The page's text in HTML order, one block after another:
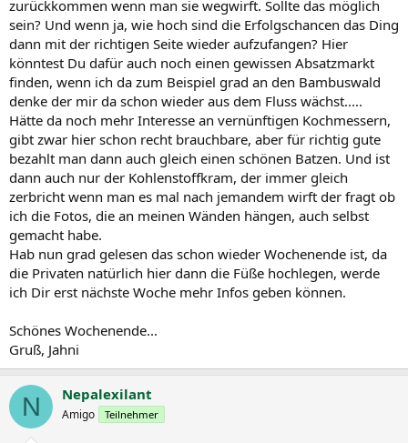
zurückkommen wenn man sie wegwirft. Sollte das möglich
sein? Und wenn ja, wie hoch sind die Erfolgschancen das Ding
dann mit der richtigen Seite wieder aufzufangen? Hier
könntest Du dafür auch noch einen gewissen Absatzmarkt
finden, wenn ich da zum Beispiel grad an den Bambuswald
denke der mir da schon wieder aus dem Fluss wächst.....
Hätte da noch mehr Interesse an vernünftigen Kochmessern,
gibt zwar hier schon recht brauchbare, aber für richtig gute
bezahlt man dann auch gleich einen schönen Batzen. Und ist
dann auch nur der Kohlenstoffkram, der immer gleich
zerbricht wenn man es mal nach jemandem wirft der fragt ob
ich die Fotos, die an meinen Wänden hängen, auch selbst
gemacht habe.
Hab nun grad gelesen das schon wieder Wochenende ist, da
die Privaten natürlich hier dann die Füße hochlegen, werde
ich Dir erst nächste Woche mehr Infos geben können.
Schönes Wochenende...
Gruß, Jahni
N Nepalexilant
Amigo Teilnehmer